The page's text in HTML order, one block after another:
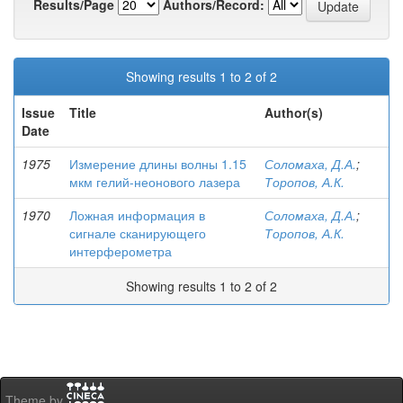
Results/Page
Authors/Record:
Showing results 1 to 2 of 2
Issue
Date
Title Author(s)
1975
Измерение длины волны 1.15
мкм гелий-неонового лазера
Соломаха, Д.А.;
Торопов, А.К.
1970
Ложная информация в
сигнале сканирующего
интерферометра
Соломаха, Д.А.;
Торопов, А.К.
Showing results 1 to 2 of 2